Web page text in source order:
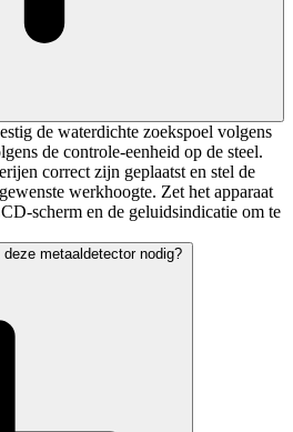
de waterdichte zoekspoel volgens
de controle-eenheid op de steel.
correct zijn geplaatst en stel de
werkhoogte. Zet het apparaat
scherm en de geluidsindicatie om te
metaaldetector nodig?